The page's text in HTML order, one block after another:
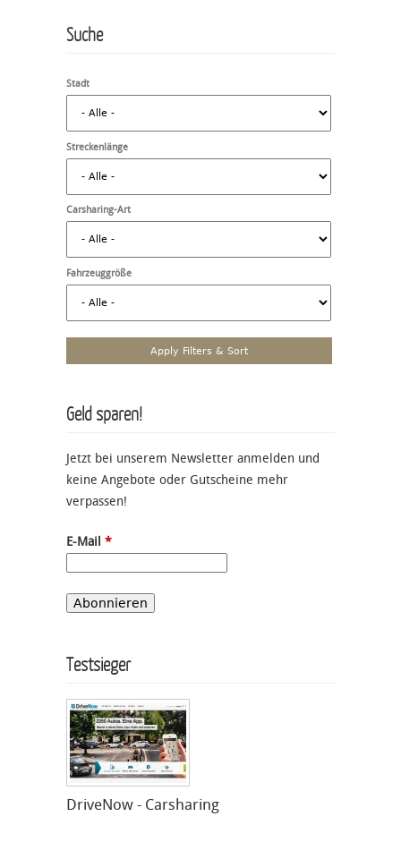
Suche
Stadt
Streckenlänge
Carsharing-Art
Fahrzeuggröße
Geld sparen!
Jetzt bei unserem Newsletter anmelden und
keine Angebote oder Gutscheine mehr
verpassen!
E-Mail *
Testsieger
DriveNow - Carsharing